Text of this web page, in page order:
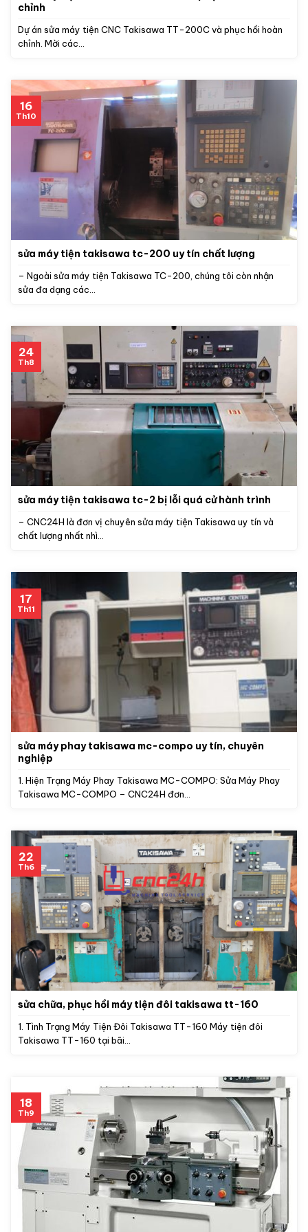
chỉnh
Dự án sửa máy tiện CNC Takisawa TT-200C và phục hồi hoàn
chỉnh. Mời các...
sửa máy tiện takisawa tc-200 uy tín chất lượng
– Ngoài sửa máy tiện Takisawa TC-200, chúng tôi còn nhận
sửa đa dạng các...
16
Th10
sửa máy tiện takisawa tc-2 bị lỗi quá cử hành trình
– CNC24H là đơn vị chuyên sửa máy tiện Takisawa uy tín và
chất lượng nhất nhì...
24
Th8
sửa máy phay takisawa mc-compo uy tín, chuyên
nghiệp
1. Hiện Trạng Máy Phay Takisawa MC-COMPO: Sửa Máy Phay
Takisawa MC-COMPO – CNC24H đơn...
17
Th11
sửa chữa, phục hồi máy tiện đôi takisawa tt-160
1. Tình Trạng Máy Tiện Đôi Takisawa TT-160 Máy tiện đôi
Takisawa TT-160 tại bãi...
22
Th6
18
Th9